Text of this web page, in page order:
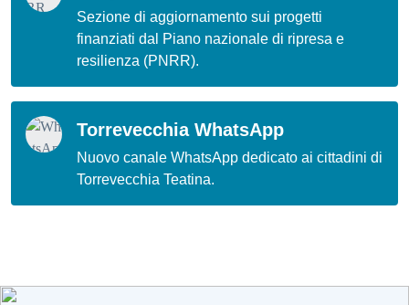
Sezione di aggiornamento sui progetti
finanziati dal Piano nazionale di ripresa e
resilienza (PNRR).
Torrevecchia WhatsApp
Nuovo canale WhatsApp dedicato ai cittadini di
Torrevecchia Teatina.